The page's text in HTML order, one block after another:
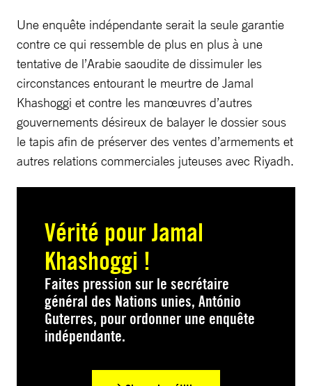
Une enquête indépendante serait la seule garantie
contre ce qui ressemble de plus en plus à une
tentative de l’Arabie saoudite de dissimuler les
circonstances entourant le meurtre de Jamal
Khashoggi et contre les manœuvres d’autres
gouvernements désireux de balayer le dossier sous
le tapis afin de préserver des ventes d’armements et
autres relations commerciales juteuses avec Riyadh.
Vérité pour Jamal
Khashoggi !
Faites pression sur le secrétaire
général des Nations unies, António
Guterres, pour ordonner une enquête
indépendante.